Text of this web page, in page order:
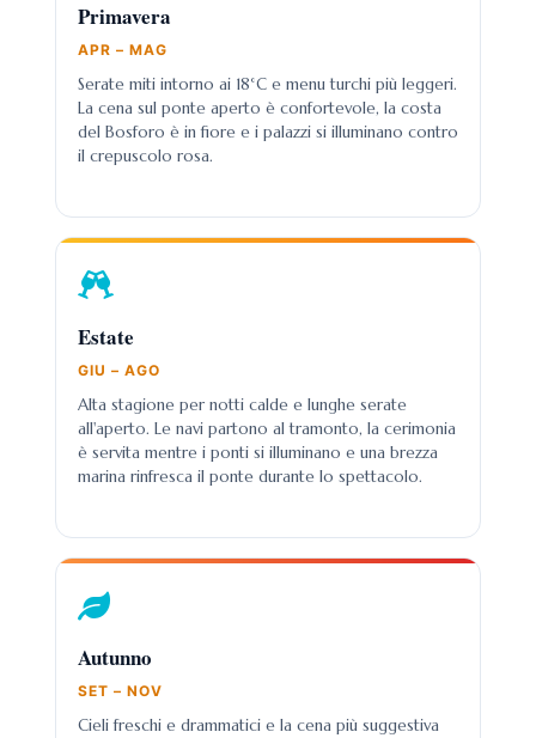
Primavera
APR – MAG
Serate miti intorno ai 18°C e menu turchi più leggeri.
La cena sul ponte aperto è confortevole, la costa
del Bosforo è in fiore e i palazzi si illuminano contro
il crepuscolo rosa.
Estate
GIU – AGO
Alta stagione per notti calde e lunghe serate
all'aperto. Le navi partono al tramonto, la cerimonia
è servita mentre i ponti si illuminano e una brezza
marina rinfresca il ponte durante lo spettacolo.
Autunno
SET – NOV
Cieli freschi e drammatici e la cena più suggestiva